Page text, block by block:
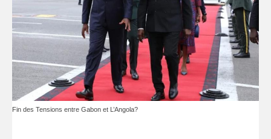
Fin des Tensions entre Gabon et L’Angola?